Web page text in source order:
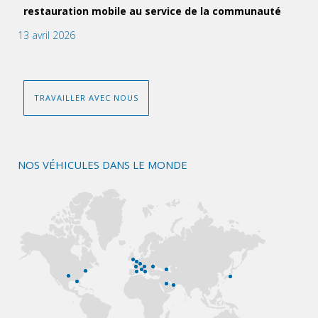
restauration mobile au service de la communauté
13 avril 2026
TRAVAILLER AVEC NOUS
NOS VÉHICULES DANS LE MONDE